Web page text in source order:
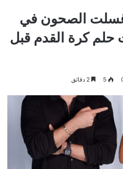
غسلت الصحون في
حلم كرة القدم قبل
5